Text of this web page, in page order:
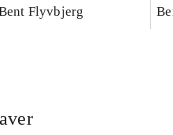
videnskab
Flyvbjerg